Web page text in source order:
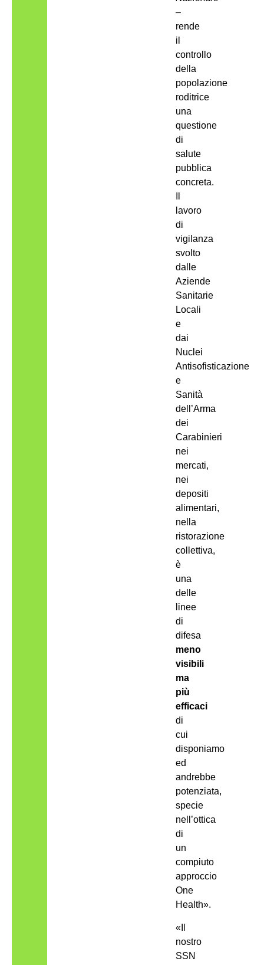
–
rende
il
controllo
della
popolazione
roditrice
una
questione
di
salute
pubblica
concreta.
lavoro
di
vigilanza
svolto
dalle
Aziende
Sanitarie
Locali
e
dai
Nuclei
Antisofisticazione
e
Sanità
dell’Arma
dei
Carabinieri
nei
mercati,
nei
depositi
alimentari,
nella
ristorazione
collettiva,
è
una
delle
linee
di
difesa
meno
visibili
ma
più
efficaci
di
cui
disponiamo
ed
andrebbe
potenziata,
specie
nell’ottica
di
un
compiuto
approccio
One
Health».
«Il
nostro
SSN